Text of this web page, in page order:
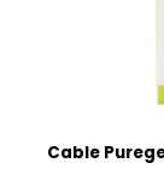
Cable